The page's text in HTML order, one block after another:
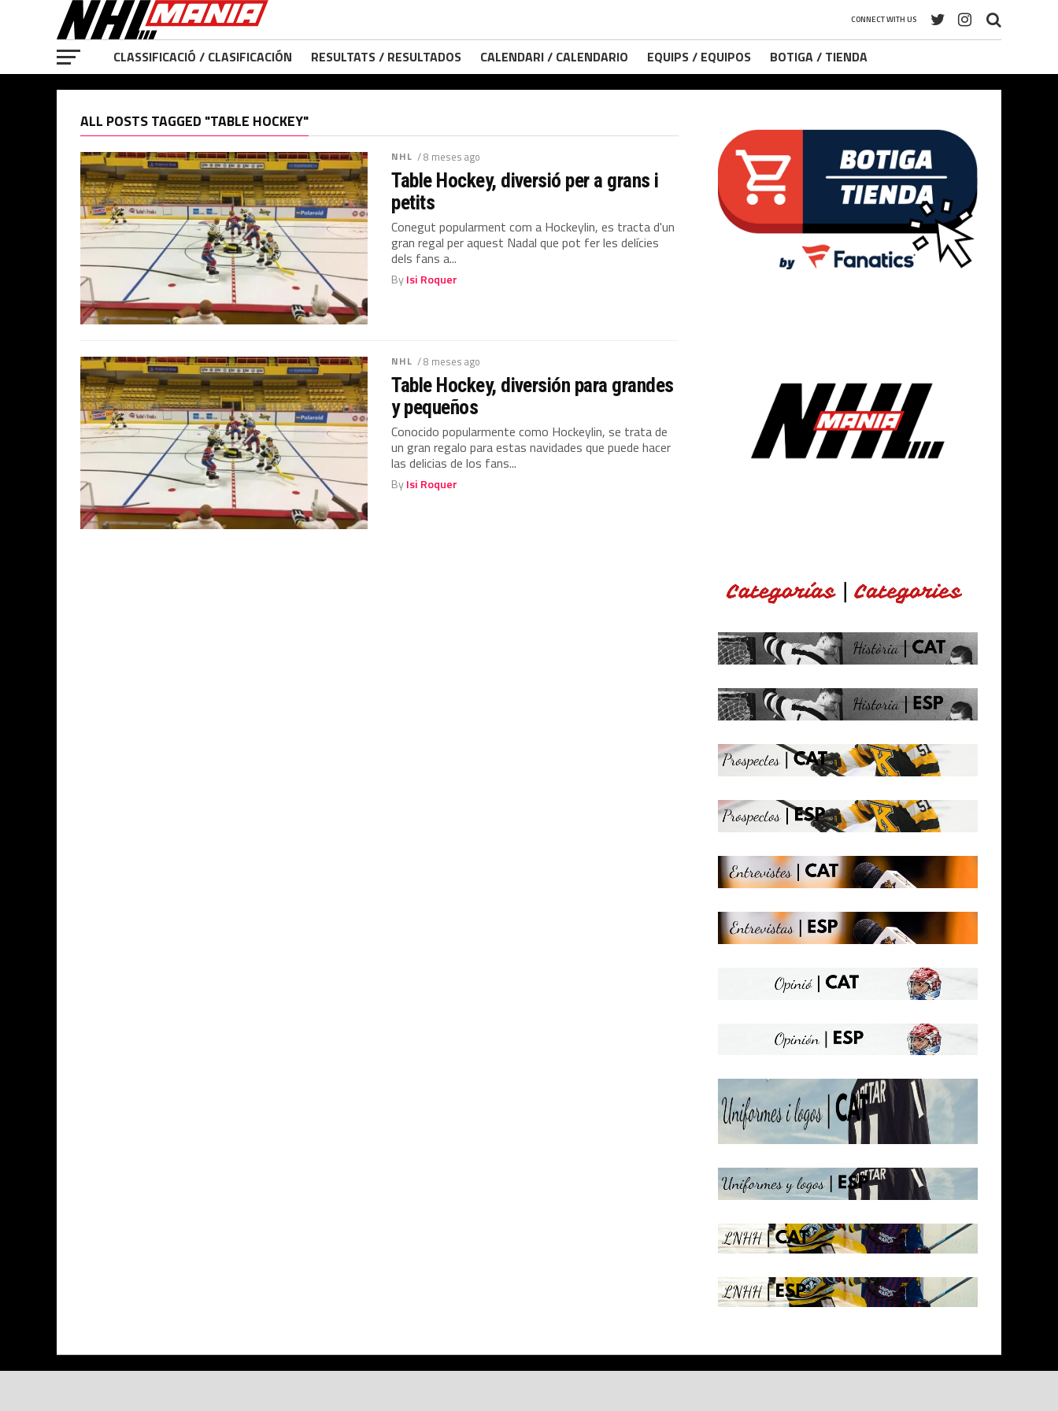
CONNECT WITH US
CLASSIFICACIÓ / CLASIFICACIÓN RESULTATS / RESULTADOS CALENDARI / CALENDARIO EQUIPS / EQUIPOS BOTIGA / TIENDA
ALL POSTS TAGGED "TABLE HOCKEY"
NHL / 8 meses ago
Table Hockey, diversió per a grans i
petits
Conegut popularment com a Hockeylin, es tracta d'un
gran regal per aquest Nadal que pot fer les delícies
dels fans a...
ByIsi Roquer
NHL / 8 meses ago
Table Hockey, diversión para grandes
y pequeños
Conocido popularmente como Hockeylin, se trata de
un gran regalo para estas navidades que puede hacer
las delicias de los fans...
ByIsi Roquer